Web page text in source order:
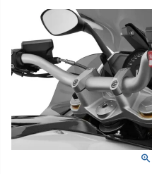
9-016517-016518-017477-21
BMW F 900 R Sport (2025+)：PRN0
15536-015554-016466-016469-016
517-016518-017477-22
BMW M 1000 R (2025+)：PRN0155
36-015554-016466-016469-016517
-016518-017477-23
BMW S 1000 R (2025+)：PRN0155
36-015554-016466-016469-016517
-016518-017477-24